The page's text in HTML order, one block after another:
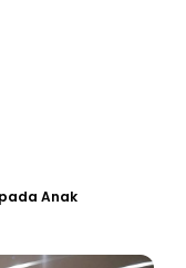
Anak